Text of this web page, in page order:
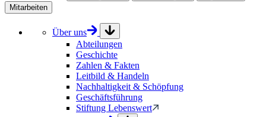
Mitarbeiten
Über uns
Abteilungen
Geschichte
Zahlen & Fakten
Leitbild & Handeln
Nachhaltigkeit & Schöpfung
Geschäftsführung
Stiftung Lebenswert